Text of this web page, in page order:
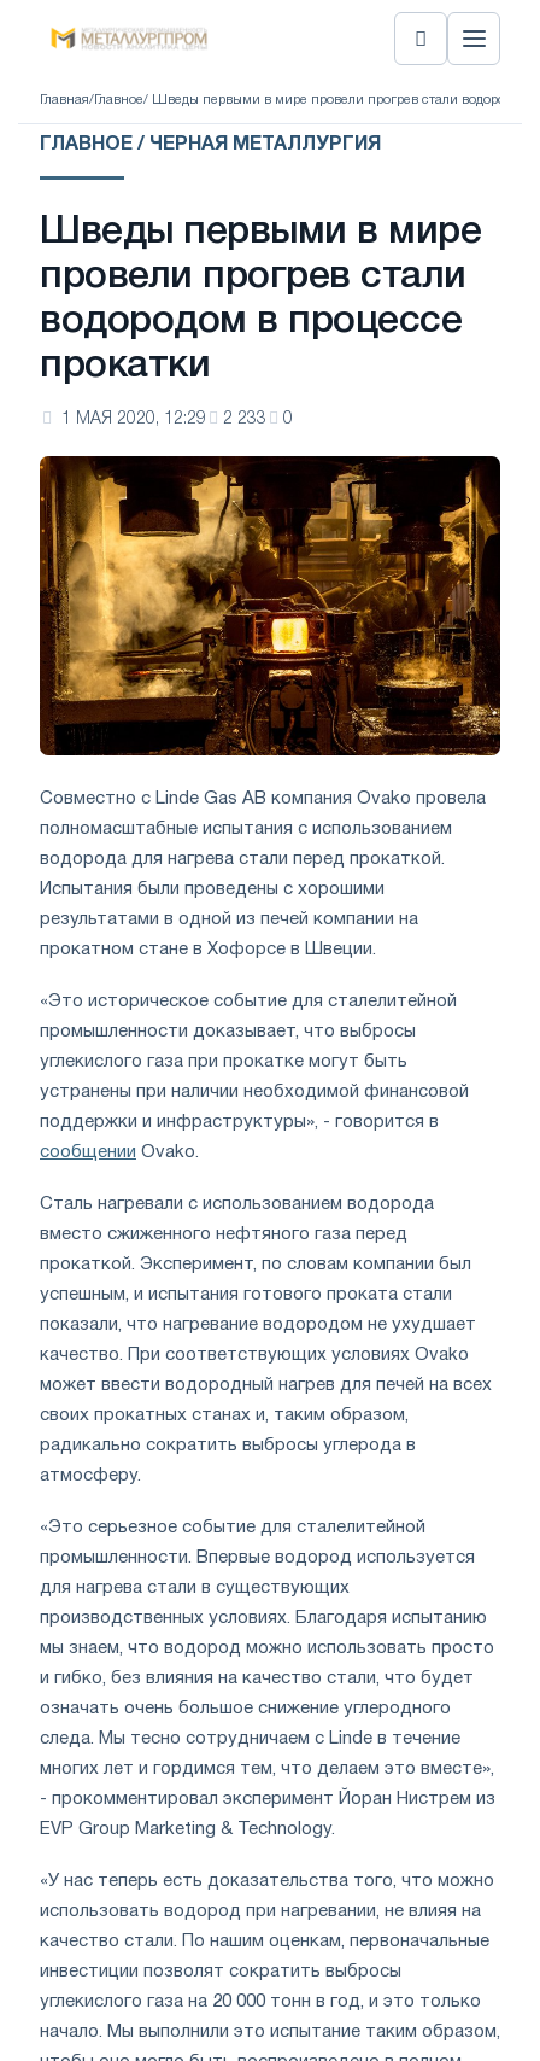
Главная/ Главное/ Шведы первыми в мире провели прогрев стали водородом в
ГЛАВНОЕ / ЧЕРНАЯ МЕТАЛЛУРГИЯ
Шведы первыми в мире
провели прогрев стали
водородом в процессе
прокатки
1 МАЯ 2020, 12:29 2 233 0
Совместно с Linde Gas AB компания Ovako провела
полномасштабные испытания с использованием
водорода для нагрева стали перед прокаткой.
Испытания были проведены с хорошими
результатами в одной из печей компании на
прокатном стане в Хофорсе в Швеции.
«Это историческое событие для сталелитейной
промышленности доказывает, что выбросы
углекислого газа при прокатке могут быть
устранены при наличии необходимой финансовой
поддержки и инфраструктуры», - говорится в
сообщении Ovako.
Сталь нагревали с использованием водорода
вместо сжиженного нефтяного газа перед
прокаткой. Эксперимент, по словам компании был
успешным, и испытания готового проката стали
показали, что нагревание водородом не ухудшает
качество. При соответствующих условиях Ovako
может ввести водородный нагрев для печей на всех
своих прокатных станах и, таким образом,
радикально сократить выбросы углерода в
атмосферу.
«Это серьезное событие для сталелитейной
промышленности. Впервые водород используется
для нагрева стали в существующих
производственных условиях. Благодаря испытанию
мы знаем, что водород можно использовать просто
и гибко, без влияния на качество стали, что будет
означать очень большое снижение углеродного
следа. Мы тесно сотрудничаем с Linde в течение
многих лет и гордимся тем, что делаем это вместе»,
- прокомментировал эксперимент Йоран Нистрем из
EVP Group Marketing & Technology.
«У нас теперь есть доказательства того, что можно
использовать водород при нагревании, не влияя на
качество стали. По нашим оценкам, первоначальные
инвестиции позволят сократить выбросы
углекислого газа на 20 000 тонн в год, и это только
начало. Мы выполнили это испытание таким образом,